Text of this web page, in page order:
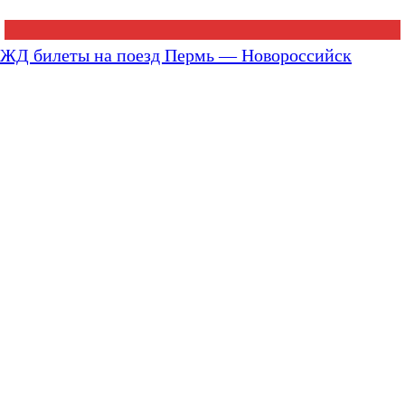
ЖД билеты на поезд Пермь — Новороссийск